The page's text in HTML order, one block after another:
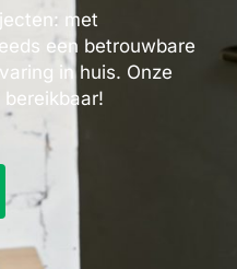
met
een betrouwbare
in huis. Onze